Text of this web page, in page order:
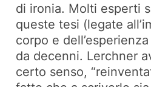
di ironia. Molti esperti
queste tesi (legate
corpo e
da decenni. Lerchner
certo senso, “